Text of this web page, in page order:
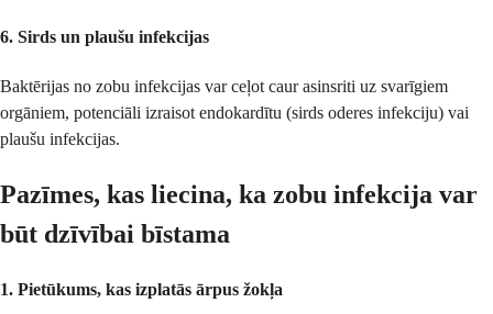
6. Sirds un plaušu infekcijas
Baktērijas no zobu infekcijas var ceļot caur asinsriti uz svarīgiem
orgāniem, potenciāli izraisot endokardītu (sirds oderes infekciju) vai
plaušu infekcijas.
Pazīmes, kas liecina, ka zobu infekcija var
būt dzīvībai bīstama
1. Pietūkums, kas izplatās ārpus žokļa